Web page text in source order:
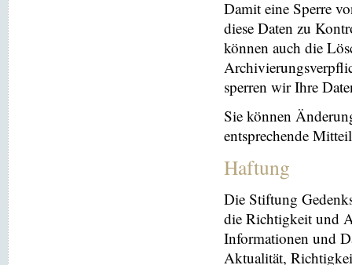
Damit eine Sperre
diese Daten zu
können auch die
sperren wir Ihre
Sie können
entsprechende
Haftung
Die Stiftung
die Richtigkeit und
Informationen und
Aktualität,